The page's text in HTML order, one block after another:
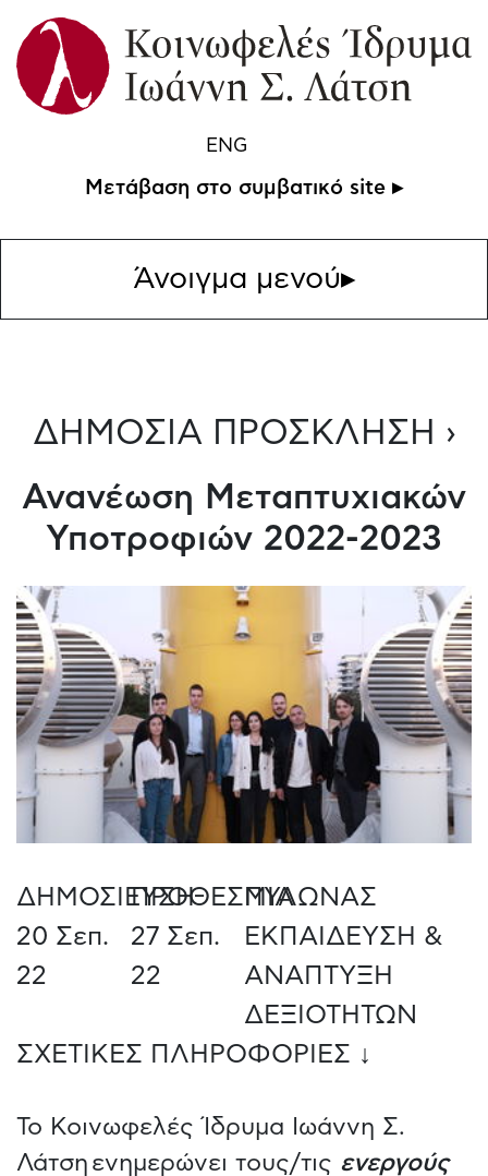
ENG
Μετάβαση στο συμβατικό site ▸
Άνοιγμα μενού▸
ΔΗΜΟΣΙΑ ΠΡΟΣΚΛΗΣΗ ›
Ανανέωση Μεταπτυχιακών
Υποτροφιών 2022-2023
ΔΗΜΟΣΙΕΥΣΗ
20 Σεπ.
22
ΠΡΟΘΕΣΜΙΑ
27 Σεπ.
22
ΠΥΛΩΝΑΣ
ΕΚΠΑΙΔΕΥΣΗ &
ΑΝΑΠΤΥΞΗ
ΔΕΞΙΟΤΗΤΩΝ
ΣΧΕΤΙΚΕΣ ΠΛΗΡΟΦΟΡΙΕΣ ↓
Το Κοινωφελές Ίδρυμα Ιωάννη Σ.
Λάτση ενημερώνει τους/τις ενεργούς